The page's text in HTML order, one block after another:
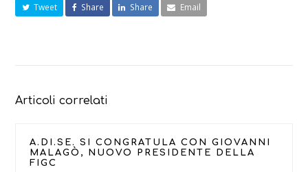
Tweet Share Share Email
Articoli correlati
A.DI.SE. SI CONGRATULA CON GIOVANNI
MALAGÒ, NUOVO PRESIDENTE DELLA
FIGC